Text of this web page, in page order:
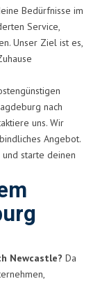
Bedürfnisse im
Service,
Unser Ziel ist es,
nach
uns. Wir
Angebot.
starte deinen
Newcastle? Da